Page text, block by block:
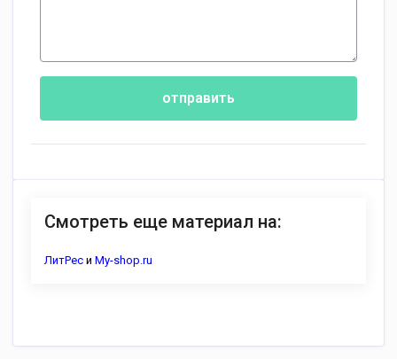
отправить
Смотреть еще материал на:
ЛитРес и My-shop.ru